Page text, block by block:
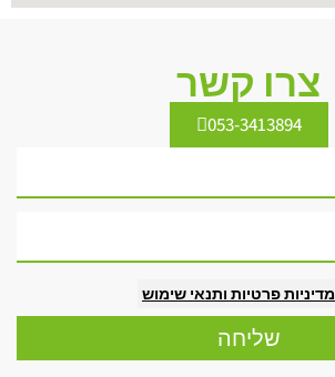
צרו קשר
053-3413894
מדיניות פרטיות ותנאי שימוש
שליחה